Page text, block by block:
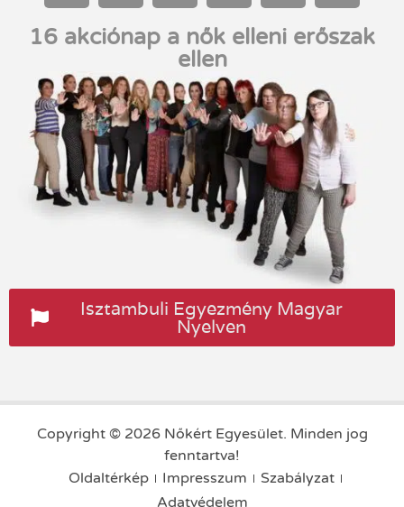
16 akciónap a nők elleni erőszak
ellen
Isztambuli Egyezmény Magyar
Nyelven
Copyright © 2026 Nőkért Egyesület. Minden jog
fenntartva!
Oldaltérkép
Impresszum
Szabályzat
Adatvédelem